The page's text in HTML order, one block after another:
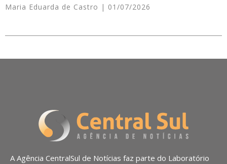
Maria Eduarda de Castro 01/07/2026
A Agência CentralSul de Notícias faz parte do Laboratório